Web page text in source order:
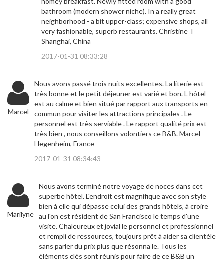
bathroom (modern shower niche). In a really great
neighborhood - a bit upper-class; expensive shops, all
very fashionable, superb restaurants. Christine T
Shanghai, China
2017-01-31 08:33:28
Marcel
Nous avons passé trois nuits excellentes. La literie est
très bonne et le petit déjeuner est varié et bon. L hôtel
est au calme et bien situé par rapport aux transports en
commun pour visiter les attractions principales . Le
personnel est très serviable . Le rapport qualité prix est
très bien , nous conseillons volontiers ce B&B. Marcel
Hegenheim, France
2017-01-31 08:34:43
Marilyne
Nous avons terminé notre voyage de noces dans cet
superbe hôtel. L'endroit est magnifique avec son style
bien à elle qui dépasse celui des grands hôtels, à croire
au l'on est résident de San Francisco le temps d'une
visite. Chaleureux et jovial le personnel et professionnel
et rempli de ressources, toujours prêt à aider sa clientèle
sans parler du prix plus que résonna le. Tous les
éléments clés sont réunis pour faire de ce B&B un